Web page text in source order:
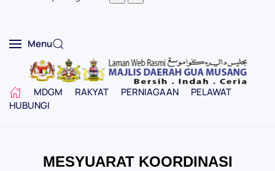
Menu
MDGM RAKYAT PERNIAGAAN
PELAWAT
HUBUNGI
MESYUARAT KOORDINASI